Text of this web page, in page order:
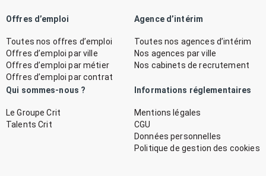
Offres d’emploi
Toutes nos offres d’emploi
Offres d’emploi par ville
Offres d’emploi par métier
Offres d’emploi par contrat
Agence d’intérim
Toutes nos agences d’intérim
Nos agences par ville
Nos cabinets de recrutement
Qui sommes-nous ?
Le Groupe Crit
Talents Crit
Informations réglementaires
Mentions légales
CGU
Données personnelles
Politique de gestion des cookies